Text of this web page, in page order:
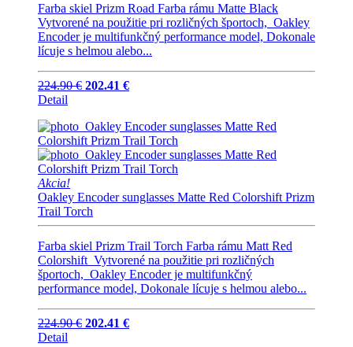
Farba skiel Prizm Road Farba rámu Matte Black
Vytvorené na použitie pri rozličných športoch, Oakley
Encoder je multifunkčný performance model, Dokonale
lícuje s helmou alebo...
224.90 € 202.41 €
Detail
Akcia!
Oakley Encoder sunglasses Matte Red Colorshift Prizm
Trail Torch
Farba skiel Prizm Trail Torch Farba rámu Matt Red
Colorshift Vytvorené na použitie pri rozličných
športoch, Oakley Encoder je multifunkčný
performance model, Dokonale lícuje s helmou alebo...
224.90 € 202.41 €
Detail